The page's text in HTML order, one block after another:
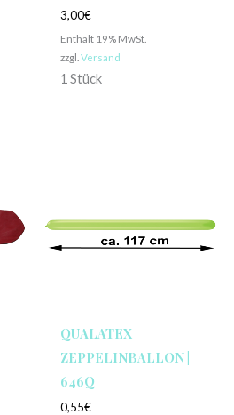
3,00€
Enthält 19% MwSt.
zzgl. Versand
1 Stück
QUALATEX
ZEPPELINBALLON |
646Q
0,55€